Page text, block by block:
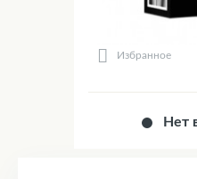
Избранное
Нет